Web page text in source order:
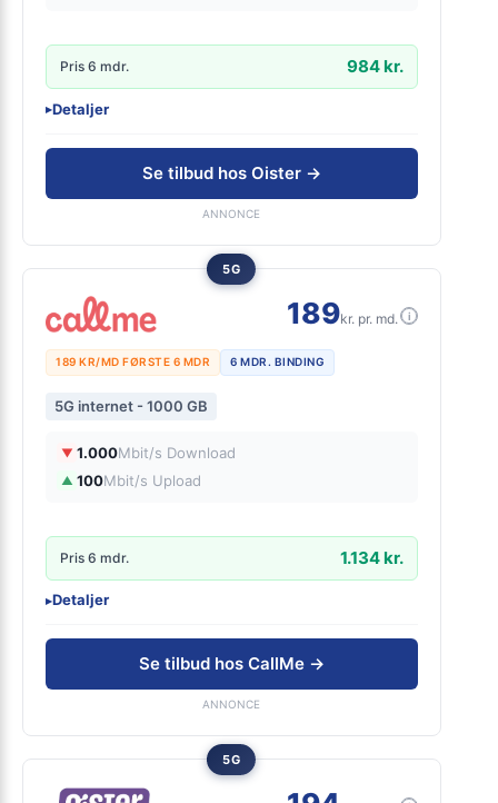
Pris 6 mdr. 984 kr.
▸Detaljer
Adgang til fordelsklubben OiSTER+
Se tilbud hos Oister →
ANNONCE
5G
189kr. pr. md. i
189 KR/MD FØRSTE 6 MDR 6 MDR. BINDING
5G internet - 1000 GB
▼ 1.000Mbit/s Download
▲ 100Mbit/s Upload
Pris 6 mdr. 1.134 kr.
▸Detaljer
Nem installation uden kabler
Se tilbud hos CallMe →
ANNONCE
5G